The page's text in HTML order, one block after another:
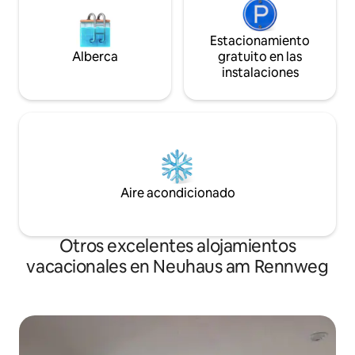
Alberca
Estacionamiento
gratuito en las
instalaciones
Aire acondicionado
Otros excelentes alojamientos
vacacionales en Neuhaus am Rennweg